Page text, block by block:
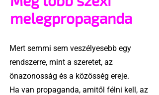
melegpropaganda
Mert semmi sem veszélyesebb egy
rendszerre, mint a szeretet, az
önazonosság és a közösség ereje.
Ha van propaganda, amitől félni kell, az